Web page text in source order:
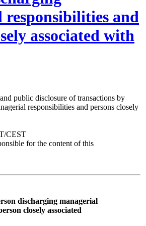
responsibilities and
associated with
public disclosure of transactions by
responsibilities and persons closely
CEST
for the content of this
discharging managerial
closely associated